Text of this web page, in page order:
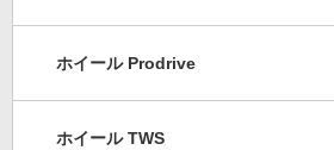
ホイール Prodrive
ホイール TWS